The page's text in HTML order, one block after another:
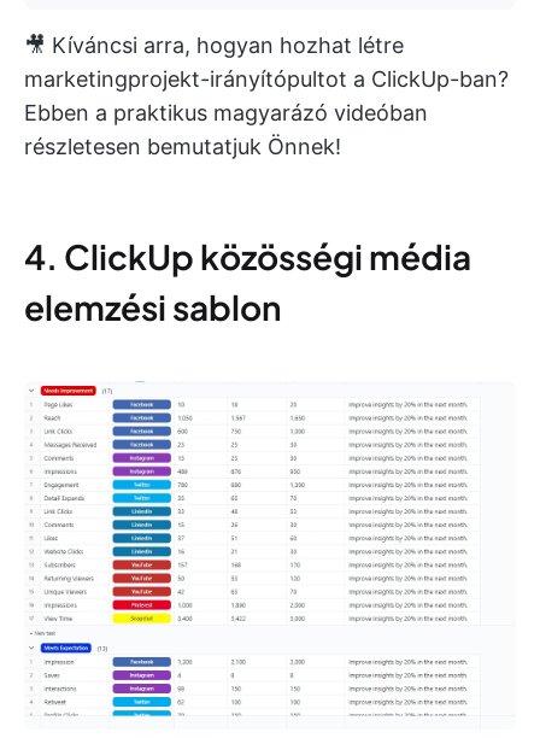
🎥 Kíváncsi arra, hogyan hozhat létre
marketingprojekt-irányítópultot a ClickUp-ban?
Ebben a praktikus magyarázó videóban
részletesen bemutatjuk Önnek!
4. ClickUp közösségi média
elemzési sablon